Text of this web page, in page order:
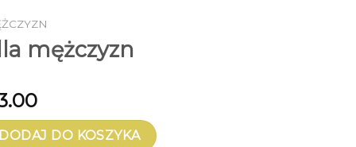
mężczyzn
DO KOSZYKA